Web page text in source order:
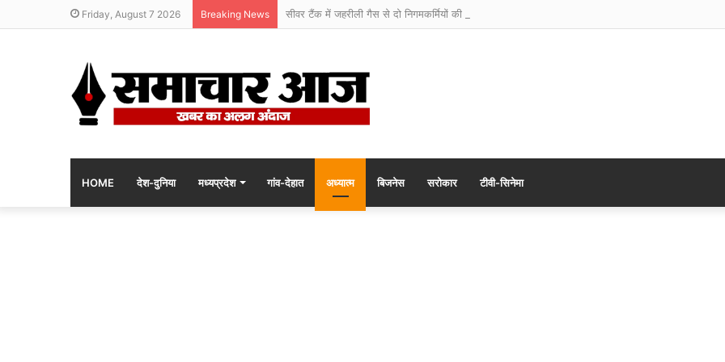
Friday, August 7 2026 Breaking News सीवर टैंक में जहरीली गैस से दो निगमकर्मियों की मौत
HOME देश-दुनिया मध्यप्रदेश गांव-देहात अध्यात्म बिजनेस सरोकार टीवी-सिनेमा